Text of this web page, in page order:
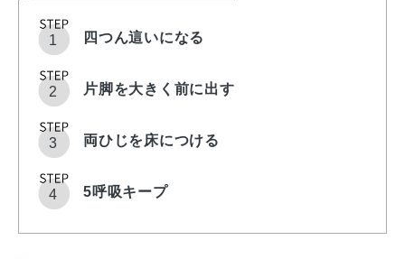
四つん這いになる
片脚を大きく前に出す
両ひじを床につける
5呼吸キープ